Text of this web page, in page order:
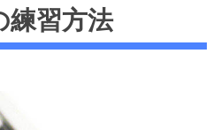
練習方法